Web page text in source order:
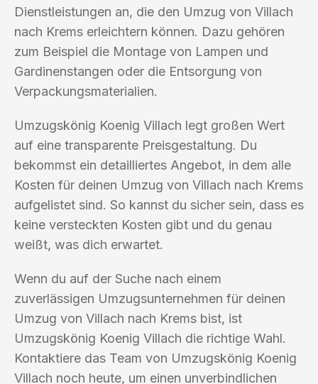
Dienstleistungen an, die den Umzug von Villach
nach Krems erleichtern können. Dazu gehören
zum Beispiel die Montage von Lampen und
Gardinenstangen oder die Entsorgung von
Verpackungsmaterialien.
Umzugskönig Koenig Villach legt großen Wert
auf eine transparente Preisgestaltung. Du
bekommst ein detailliertes Angebot, in dem alle
Kosten für deinen Umzug von Villach nach Krems
aufgelistet sind. So kannst du sicher sein, dass es
keine versteckten Kosten gibt und du genau
weißt, was dich erwartet.
Wenn du auf der Suche nach einem
zuverlässigen Umzugsunternehmen für deinen
Umzug von Villach nach Krems bist, ist
Umzugskönig Koenig Villach die richtige Wahl.
Kontaktiere das Team von Umzugskönig Koenig
Villach noch heute, um einen unverbindlichen